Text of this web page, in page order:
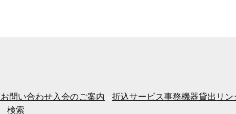
お問い合わせ入会のご案内 折込サービス事務機器貸出 リ
検索